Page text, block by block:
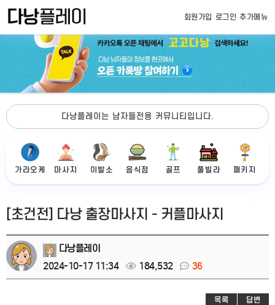
회원가입 로그인 추가메뉴
다낭플레이는 남자들전용 커뮤니티입니다.
가라오케 마사지 이발소 음식점 골프 풀빌라 패키지
[초건전] 다낭 출장마사지 - 커플마사지
다낭플레이
2024-10-17 11:34
184,532 36
목록 답변